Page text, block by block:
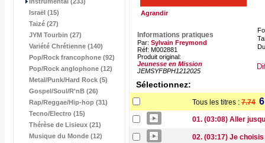
Israël (15)
Taizé (27)
JYM Tourbin (27)
Variété Chrétienne (140)
Pop/Rock francophone (92)
Pop/Rock anglophone (12)
Metal/Punk/Hard Rock (5)
Gospel/Soul/R'nB (26)
Rap/Reggae/Hip-hop (31)
Tecno/Electro (15)
Thérèse de Lisieux (21)
Musique du Monde (12)
Agrandir
Informations pratiques
Par: Sylvain Freymond
Réf: M002881
Produit original:
Jeunesse en Mission
JEMSYFBPH1212025
Sélectionnez:
Tous les titres : 7.74
01. (03:08) Aller
02. (03:17) Je